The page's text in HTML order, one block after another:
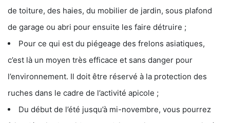
de toiture, des haies, du mobilier de jardin, sous plafond
de garage ou abri pour ensuite les faire détruire ;
Pour ce qui est du piégeage des frelons asiatiques,
c’est là un moyen très efficace et sans danger pour
l’environnement. Il doit être réservé à la protection des
ruches dans le cadre de l’activité apicole ;
Du début de l’été jusqu’à mi-novembre, vous pourrez